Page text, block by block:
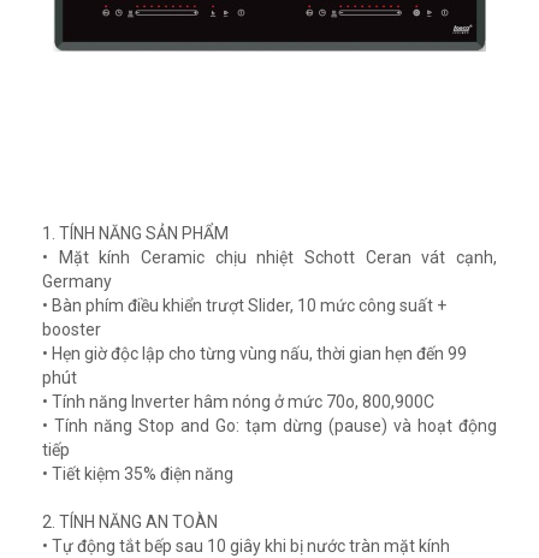
1. TÍNH NĂNG SẢN PHẨM
• Mặt kính Ceramic chịu nhiệt Schott Ceran vát cạnh,
Germany
• Bàn phím điều khiển trượt Slider, 10 mức công suất +
booster
• Hẹn giờ độc lập cho từng vùng nấu, thời gian hẹn đến 99
phút
• Tính năng Inverter hâm nóng ở mức 70o, 800,900C
• Tính năng Stop and Go: tạm dừng (pause) và hoạt động
tiếp
• Tiết kiệm 35% điện năng
2. TÍNH NĂNG AN TOÀN
• Tự động tắt bếp sau 10 giây khi bị nước tràn mặt kính